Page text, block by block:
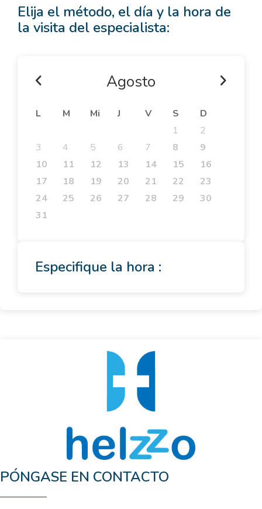
Elija el método, el día y la hora de
la visita del especialista:
Agosto
L M Mi J V S
D
1
2
3
4 5 6 7 8
9
10
11 12 13 14 15
16
17
18 19 20 21 22
23
24
25 26 27 28 29
30
31
Especifique la hora :
PÓNGASE EN CONTACTO